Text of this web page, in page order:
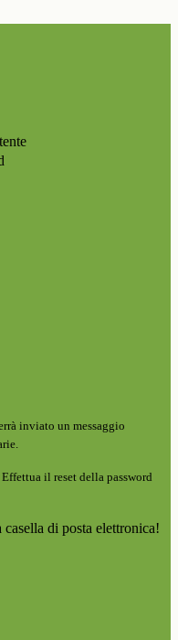
inviato un messaggio
il reset della password
di posta elettronica!